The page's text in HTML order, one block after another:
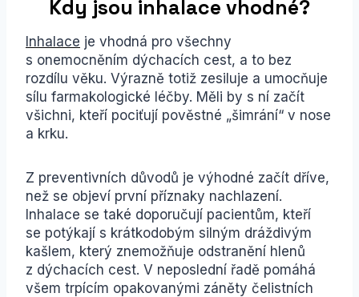
Kdy jsou inhalace vhodné?
Inhalace je vhodná pro všechny
s onemocněním dýchacích cest, a to bez
rozdílu věku. Výrazně totiž zesiluje a umocňuje
sílu farmakologické léčby. Měli by s ní začít
všichni, kteří pociťují pověstné „šimrání“ v nose
a krku.
Z preventivních důvodů je výhodné začít dříve,
než se objeví první příznaky nachlazení.
Inhalace se také doporučují pacientům, kteří
se potýkají s krátkodobým silným dráždivým
kašlem, který znemožňuje odstranění hlenů
z dýchacích cest. V neposlední řadě pomáhá
všem trpícím opakovanými záněty čelistních